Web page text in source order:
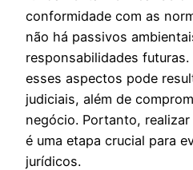
conformidade com as
não há passivos
responsabilidades
esses aspectos pode
judiciais, além de
negócio. Portanto,
é uma etapa crucial para
jurídicos.